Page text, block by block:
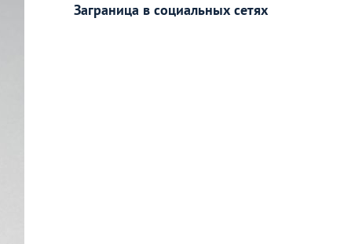
Заграница в социальных сетях